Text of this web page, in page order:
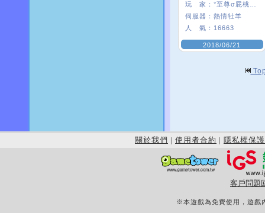
玩 家：
伺服器： 熱情牡羊
人 氣： 16663
2018/06/21
關於我們 | 使用者合約 | 隱私權保護
客戶問題
※本遊戲為免費使用，遊戲